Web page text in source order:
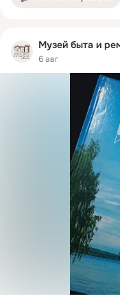
Музей быта и
6 авг